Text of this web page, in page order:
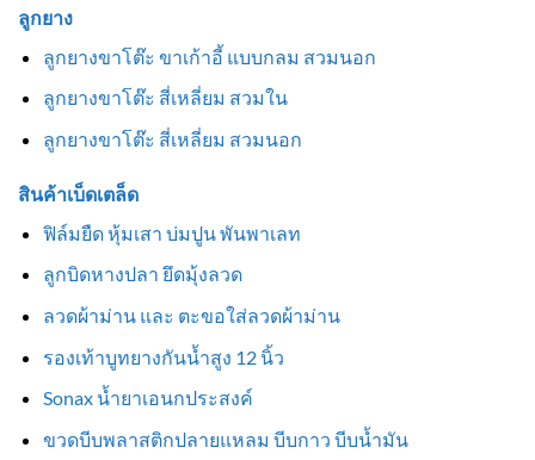
ลูกยาง
ลูกยางขาโต๊ะ ขาเก้าอี้ แบบกลม สวมนอก
ลูกยางขาโต๊ะ สี่เหลี่ยม สวมใน
ลูกยางขาโต๊ะ สี่เหลี่ยม สวมนอก
สินค้าเบ็ดเตล็ด
ฟิล์มยืด หุ้มเสา บ่มปูน พันพาเลท
ลูกบิดหางปลา ยึดมุ้งลวด
ลวดผ้าม่าน และ ตะขอใส่ลวดผ้าม่าน
รองเท้าบูทยางกันน้ำสูง 12 นิ้ว
Sonax น้ำยาเอนกประสงค์
ขวดบีบพลาสติกปลายแหลม บีบกาว บีบน้ำมัน